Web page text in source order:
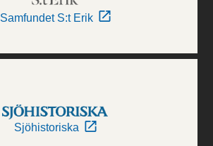
Samfundet S:t Erik
Sjöhistoriska